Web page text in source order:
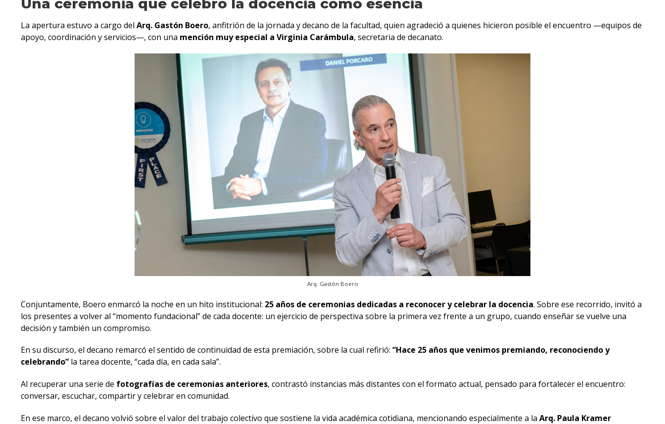
Una ceremonia que celebró la docencia como esencia
La apertura estuvo a cargo del Arq. Gastón Boero, anfitrión de la jornada y decano de la facultad, quien agradeció a quienes hicieron posible el encuentro —equipos de
apoyo, coordinación y servicios—, con una mención muy especial a Virginia Carámbula, secretaria de decanato.
Arq. Gastón Boero
Conjuntamente, Boero enmarcó la noche en un hito institucional: 25 años de ceremonias dedicadas a reconocer y celebrar la docencia. Sobre ese recorrido, invitó a
los presentes a volver al “momento fundacional” de cada docente: un ejercicio de perspectiva sobre la primera vez frente a un grupo, cuando enseñar se vuelve una
decisión y también un compromiso.
En su discurso, el decano remarcó el sentido de continuidad de esta premiación, sobre la cual refirió: “Hace 25 años que venimos premiando, reconociendo y
celebrando” la tarea docente, “cada día, en cada sala”.
Al recuperar una serie de fotografías de ceremonias anteriores, contrastó instancias más distantes con el formato actual, pensado para fortalecer el encuentro:
conversar, escuchar, compartir y celebrar en comunidad.
En ese marco, el decano volvió sobre el valor del trabajo colectivo que sostiene la vida académica cotidiana, mencionando especialmente a la Arq. Paula Kramer